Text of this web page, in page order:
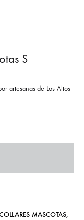
S
artesanas de Los Altos
COLLARES MASCOTAS,